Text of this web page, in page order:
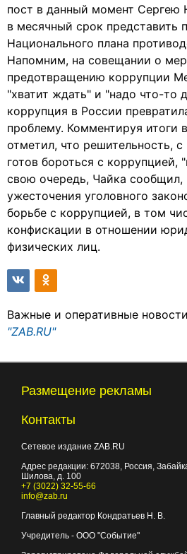
пост в данный момент Сергею
в месячный срок представить
Национального плана
Напомним, на совещании о
предотвращению коррупции
"хватит ждать" и "надо что-то
коррупция в России
проблему. Комментируя итоги
отметил, что решительность, с
готов бороться с коррупцией,
свою очередь, Чайка сообщил,
ужесточения уголовного
борьбе с коррупцией, в том
конфискации в отношении
физических лиц.
Важные и оперативные
"ZAB.RU"
Размещение рекламы
Контакты
Сетевое издание ZAB.RU
Адрес редакции: 672038, Россия,
Шилова, д. 100
+7 (3022) 32-55-66
info@zab.ru
Главный редактор Кондратьев Н. В.
Учредитель - ООО "Событие"